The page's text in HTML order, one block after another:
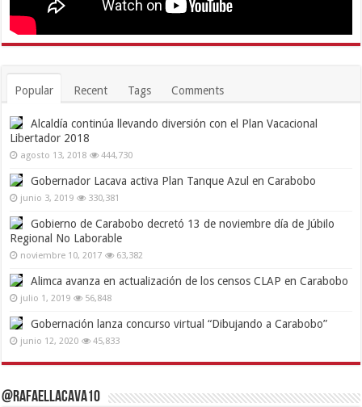
Popular Recent Tags Comments
Alcaldía continúa llevando diversión con el Plan Vacacional
Libertador 2018
agosto 13, 2018 444,730
Gobernador Lacava activa Plan Tanque Azul en Carabobo
junio 3, 2019 330,381
Gobierno de Carabobo decretó 13 de noviembre día de Júbilo
Regional No Laborable
noviembre 10, 2017 63,382
Alimca avanza en actualización de los censos CLAP en Carabobo
julio 1, 2019 56,848
Gobernación lanza concurso virtual “Dibujando a Carabobo”
junio 12, 2020 45,833
@RafaelLacava10